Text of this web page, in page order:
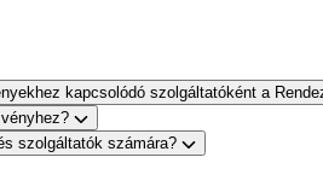
kapcsolódó szolgáltatóként a
szolgáltatók számára?